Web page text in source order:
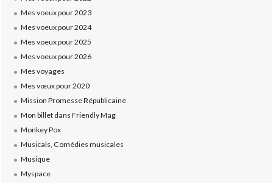
Mes voeux pour 2023
Mes voeux pour 2024
Mes voeux pour 2025
Mes voeux pour 2026
Mes voyages
Mes vœux pour 2020
Mission Promesse Républicaine
Mon billet dans Friendly Mag
Monkey Pox
Musicals, Comédies musicales
Musique
Myspace